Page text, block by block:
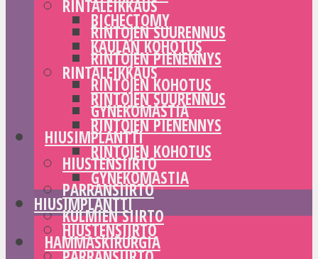
RINTALEIKKAUS
RINTOJEN SUURENNUS
RINTOJEN PIENENNYS
RINTOJEN KOHOTUS
GYNEKOMASTIA
HIUSIMPLANTTI
HIUSTENSIIRTO
PARRANSIIRTO
KULMIEN SIIRTO
HAMMASKIRURGIA
BICHECTOMY
KAULAN KOHOTUS
RINTALEIKKAUS
RINTOJEN SUURENNUS
RINTOJEN PIENENNYS
RINTOJEN KOHOTUS
GYNEKOMASTIA
HIUSIMPLANTTI
HIUSTENSIIRTO